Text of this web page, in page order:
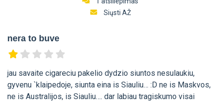
Siųsti AŽ
nera to buve
jau savaite cigareciu pakelio dydzio siuntos nesulaukiu,
gyvenu `klaipedoje, siunta eina is Siauliu… :D ne is Maskvos,
ne is Australijos, is Siauliu…. dar labiau tragiskumo visai